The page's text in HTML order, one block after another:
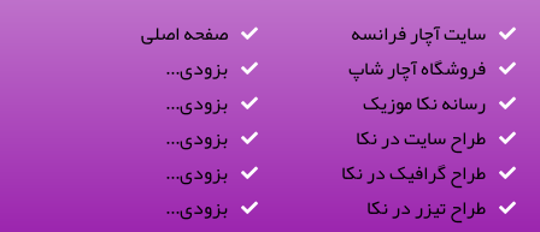
سایت آچار فرانسه
فروشگاه آچار شاپ
رسانه نکا موزیک
طراح سایت در نکا
طراح گرافیک در نکا
طراح تیزر در نکا
صفحه اصلی
بزودی...
بزودی...
بزودی...
بزودی...
بزودی...